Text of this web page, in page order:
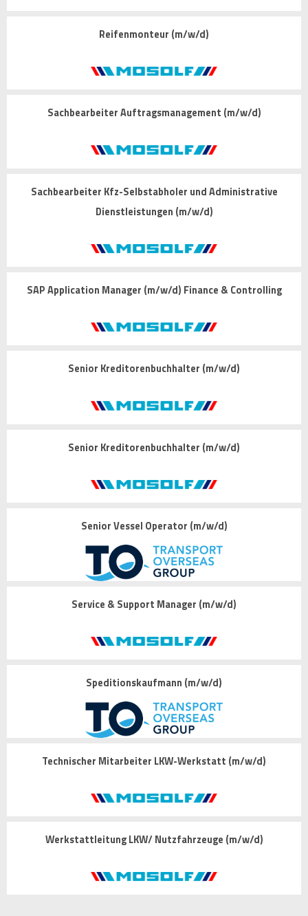
Reifenmonteur (m/w/d)
Sachbearbeiter Auftragsmanagement (m/w/d)
Sachbearbeiter Kfz-Selbstabholer und Administrative
Dienstleistungen (m/w/d)
SAP Application Manager (m/w/d) Finance & Controlling
Senior Kreditorenbuchhalter (m/w/d)
Senior Kreditorenbuchhalter (m/w/d)
Senior Vessel Operator (m/w/d)
Service & Support Manager (m/w/d)
Speditionskaufmann (m/w/d)
Technischer Mitarbeiter LKW-Werkstatt (m/w/d)
Werkstattleitung LKW/ Nutzfahrzeuge (m/w/d)